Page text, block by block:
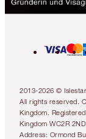
2013-2026 ©
All rights reserved.
Kingdom.
Kingdom WC2R
Address: Ormond